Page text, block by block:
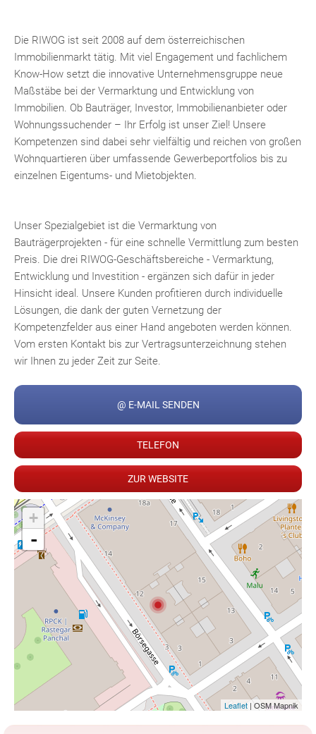
Inst Twi Pint Link
Die RIWOG ist seit 2008 auf dem österreichischen
Immobilienmarkt tätig. Mit viel Engagement und fachlichem
Know-How setzt die innovative Unternehmensgruppe neue
Maßstäbe bei der Vermarktung und Entwicklung von
Immobilien. Ob Bauträger, Investor, Immobilienanbieter oder
Wohnungssuchender – Ihr Erfolg ist unser Ziel! Unsere
Kompetenzen sind dabei sehr vielfältig und reichen von großen
Wohnquartieren über umfassende Gewerbeportfolios bis zu
einzelnen Eigentums- und Mietobjekten.
Unser Spezialgebiet ist die Vermarktung von
Bauträgerprojekten - für eine schnelle Vermittlung zum besten
Preis. Die drei RIWOG-Geschäftsbereiche - Vermarktung,
Entwicklung und Investition - ergänzen sich dafür in jeder
Hinsicht ideal. Unsere Kunden profitieren durch individuelle
Lösungen, die dank der guten Vernetzung der
Kompetenzfelder aus einer Hand angeboten werden können.
Vom ersten Kontakt bis zur Vertragsunterzeichnung stehen
wir Ihnen zu jeder Zeit zur Seite.
@ E-MAIL SENDEN
TELEFON
ZUR WEBSITE
+
-
Leaflet | OSM Mapnik